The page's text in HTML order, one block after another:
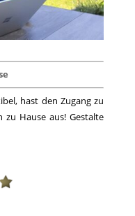
hast den Zugang zu
zu Hause aus! Gestalte